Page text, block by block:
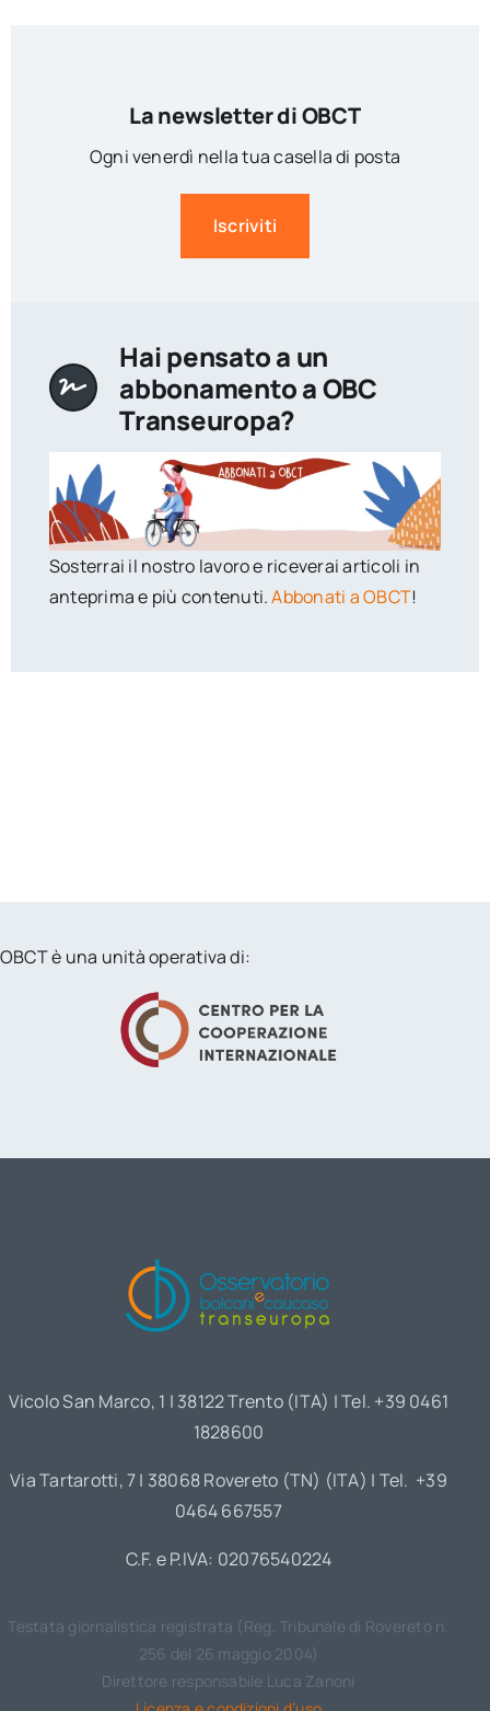
La newsletter di OBCT
Ogni venerdì nella tua casella di posta
Iscriviti
Hai pensato a un
abbonamento a OBC
Transeuropa?
Sosterrai il nostro lavoro e riceverai articoli in
anteprima e più contenuti.Abbonati a OBCT!
OBCT è una unità operativa di:
Vicolo San Marco, 1 | 38122 Trento (ITA) | Tel. +39 0461
1828600
Via Tartarotti, 7 | 38068 Rovereto (TN) (ITA) | Tel. +39
0464 667557
C.F. e P.IVA: 02076540224
Testata giornalistica registrata (Reg. Tribunale di Rovereto n.
256 del 26 maggio 2004)
Direttore responsabile Luca Zanoni